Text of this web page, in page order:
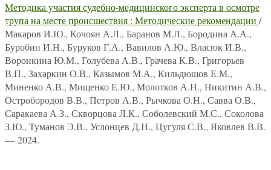
Методика участия судебно-медицинского эксперта в осмотре
трупа на месте происшествия : Методические рекомендации /
Макаров И.Ю., Кочоян А.Л., Баранов М.Л., Бородина А.А.,
Буробин И.Н., Буруков Г.А., Вавилов А.Ю., Власюк И.В.,
Воронкина Ю.М., Голубева А.В., Грачева К.В., Григорьев
В.П., Захаркин О.В., Казымов М.А., Кильдюшов Е.М.,
Миненко А.В., Мищенко Е.Ю., Молотков А.Н., Никитин А.В.,
Остробородов В.В., Петров А.В., Рычкова О.Н., Савва О.В.,
Саракаева А.З., Скворцова Л.К., Соболевский М.С., Соколова
З.Ю., Туманов Э.В., Услонцев Д.Н., Цугуля С.В., Яковлев В.В.
— 2024.